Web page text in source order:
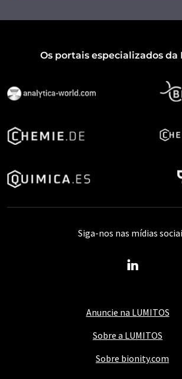
Os portais especializados da
Anuncie na LUMITOS
Sobre a LUMITOS
Sobre bionity.com
Siga-nos nas mídias